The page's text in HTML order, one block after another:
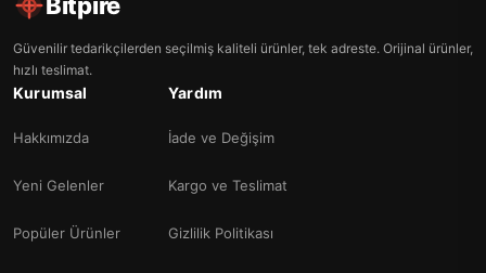
Güvenilir tedarikçilerden seçilmiş kaliteli ürünler, tek adreste. Orijinal ürünler,
hızlı teslimat.
Kurumsal
Hakkımızda
Yeni Gelenler
Popüler Ürünler
Yardım
İade ve Değişim
Kargo ve Teslimat
Gizlilik Politikası